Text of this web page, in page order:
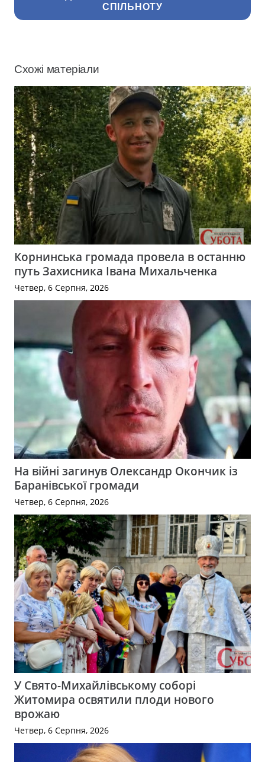
СПІЛЬНОТУ
Схожі матеріали
Корнинська громада провела в останню
путь Захисника Івана Михальченка
Четвер, 6 Серпня, 2026
На війні загинув Олександр Окончик із
Баранівської громади
Четвер, 6 Серпня, 2026
У Свято-Михайлівському соборі
Житомира освятили плоди нового
врожаю
Четвер, 6 Серпня, 2026